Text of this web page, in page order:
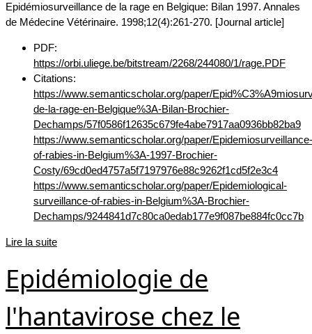
Epidémiosurveillance de la rage en Belgique: Bilan 1997. Annales
de Médecine Vétérinaire. 1998;12(4):261-270. [Journal article]
PDF:
https://orbi.uliege.be/bitstream/2268/244080/1/rage.PDF
Citations:
https://www.semanticscholar.org/paper/
de-la-rage-en-Belgique%3A-Bilan-Brochier-
Dechamps/57f0586f12635c679fe4abe7917aa0936bb82ba9
https://www.semanticscholar.org/paper/Epidemiosurveillance-
of-rabies-in-Belgium%3A-1997-Brochier-
Costy/69cd0ed4757a5f7197976e88c9262f1cd5f2e3c4
https://www.semanticscholar.org/paper/Epidemiological-
surveillance-of-rabies-in-Belgium%3A-Brochier-
Dechamps/9244841d7c80ca0edab177e9f087be884fc0cc7b
Lire la suite
Epidémiologie de
l'hantavirose chez le